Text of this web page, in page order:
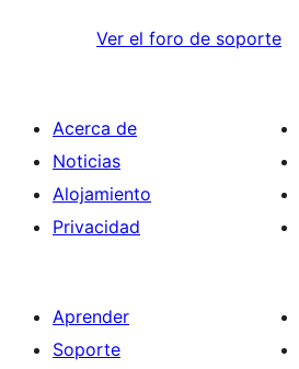
Ver el foro de soporte
Acerca de
Noticias
Alojamiento
Privacidad
Aprender
Soporte